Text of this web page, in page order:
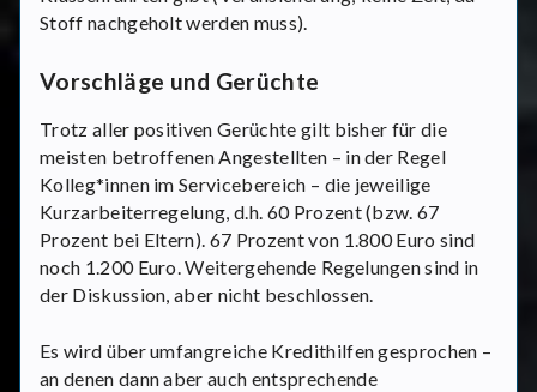
Stoff nachgeholt werden muss).
Vorschläge und Gerüchte
Trotz aller positiven Gerüchte gilt bisher für die
meisten betroffenen Angestellten – in der Regel
Kolleg*innen im Servicebereich – die jeweilige
Kurzarbeiterregelung, d.h. 60 Prozent (bzw. 67
Prozent bei Eltern). 67 Prozent von 1.800 Euro sind
noch 1.200 Euro. Weitergehende Regelungen sind in
der Diskussion, aber nicht beschlossen.
Es wird über umfangreiche Kredithilfen gesprochen –
an denen dann aber auch entsprechende